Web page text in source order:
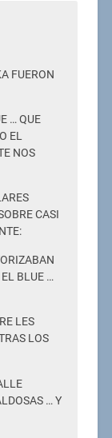
FUERON
… QUE
EL
NOS
CASI
BLUE …
LES
LOS
… Y